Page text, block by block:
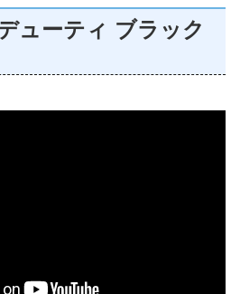
ューティ ブラック